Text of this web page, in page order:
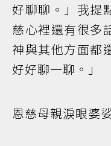
好聊聊。」我提
慈心裡還有很多
神與其他方面都
好好聊一聊。」
恩慈母親淚眼婆